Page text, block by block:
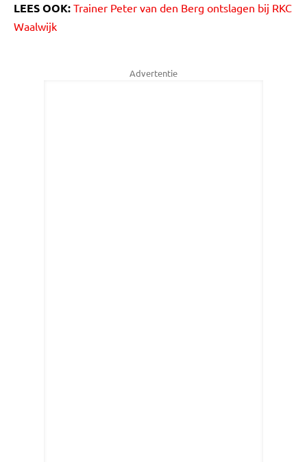
LEES OOK: Trainer Peter van den Berg ontslagen bij RKC
Waalwijk
Advertentie